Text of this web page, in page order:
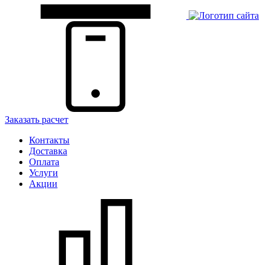
Заказать расчет
Контакты
Доставка
Оплата
Услуги
Акции